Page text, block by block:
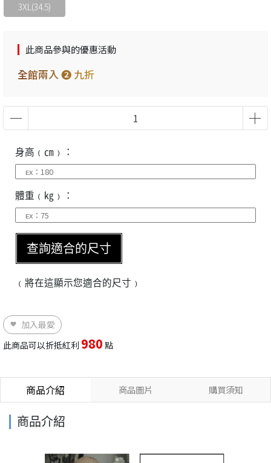
3XL(34.5)
此商品參與的優惠活動
全館兩入 ❷ 九折
身高﹙㎝﹚：
體重﹙㎏﹚：
查詢適合的尺寸
﹙將在這顯示您適合的尺寸﹚
加入最愛
此商品可以折抵紅利 980 點
商品介紹 商品圖片 購買須知
商品介紹